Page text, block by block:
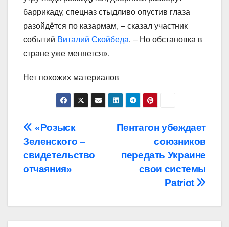
баррикаду, спецназ стыдливо опустив глаза
разойдётся по казармам, – сказал участник
событий Виталий Скойбеда. – Но обстановка в
стране уже меняется».
Нет похожих материалов
Навигация
по
записям
Пентагон убеждает
союзников
передать Украине
свои системы
Patriot
«Розыск
Зеленского –
свидетельство
отчаяния»